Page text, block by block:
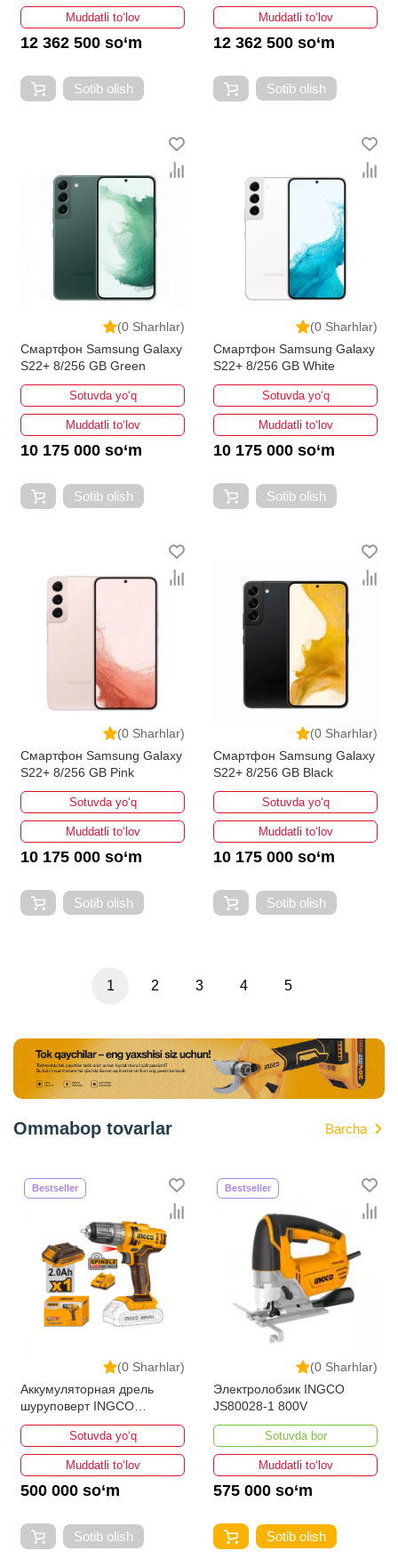
Muddatli to‘lov
12 362 500 so‘m
Sotib olish
Muddatli to‘lov
12 362 500 so‘m
Sotib olish
(0 Sharhlar)
Смартфон Samsung Galaxy
S22+ 8/256 GB Green
Sotuvda yo‘q
Muddatli to‘lov
10 175 000 so‘m
Sotib olish
(0 Sharhlar)
Смартфон Samsung Galaxy
S22+ 8/256 GB White
Sotuvda yo‘q
Muddatli to‘lov
10 175 000 so‘m
Sotib olish
(0 Sharhlar)
Смартфон Samsung Galaxy
S22+ 8/256 GB Pink
Sotuvda yo‘q
Muddatli to‘lov
10 175 000 so‘m
Sotib olish
(0 Sharhlar)
Смартфон Samsung Galaxy
S22+ 8/256 GB Black
Sotuvda yo‘q
Muddatli to‘lov
10 175 000 so‘m
Sotib olish
1 2 3 4 5
Ommabop tovarlar Barcha
(0 Sharhlar)
Bestseller
Аккумуляторная дрель
шуруповерт INGCO
CDLI200518
Sotuvda yo‘q
Muddatli to‘lov
500 000 so‘m
Sotib olish
(0 Sharhlar)
Bestseller
Электролобзик INGCO
JS80028-1 800V
Sotuvda bor
Muddatli to‘lov
575 000 so‘m
Sotib olish